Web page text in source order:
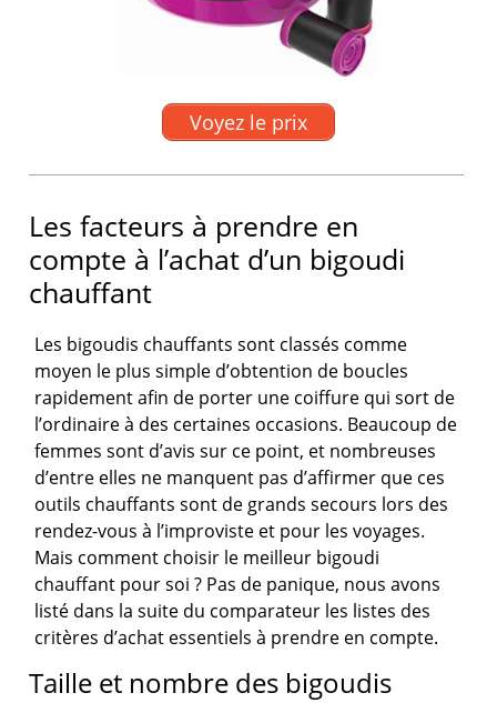
Voyez le prix
Les facteurs à prendre en
compte à l’achat d’un bigoudi
chauffant
Les bigoudis chauffants sont classés comme
moyen le plus simple d’obtention de boucles
rapidement afin de porter une coiffure qui sort de
l’ordinaire à des certaines occasions. Beaucoup de
femmes sont d’avis sur ce point, et nombreuses
d’entre elles ne manquent pas d’affirmer que ces
outils chauffants sont de grands secours lors des
rendez-vous à l’improviste et pour les voyages.
Mais comment choisir le meilleur bigoudi
chauffant pour soi ? Pas de panique, nous avons
listé dans la suite du comparateur les listes des
critères d’achat essentiels à prendre en compte.
Taille et nombre des bigoudis